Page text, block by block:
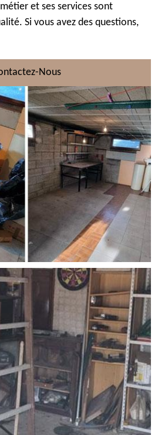
et ses services sont
Si vous avez des questions,
Nous